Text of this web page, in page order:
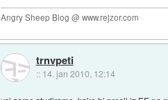
Angry Sheep Blog @ www.rejzor.com
trnvpeti
:: 14. jan 2010, 12:14